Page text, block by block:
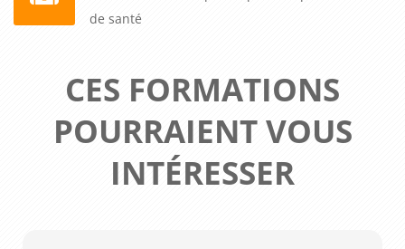
de santé
CES FORMATIONS
POURRAIENT VOUS
INTÉRESSER